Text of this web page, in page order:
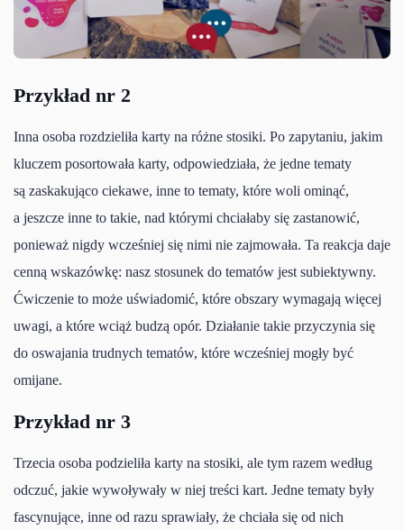
Przykład nr 2
Inna osoba rozdzieliła karty na różne stosiki. Po zapytaniu, jakim
kluczem posortowała karty, odpowiedziała, że jedne tematy
są zaskakująco ciekawe, inne to tematy, które woli ominąć,
a jeszcze inne to takie, nad którymi chciałaby się zastanowić,
ponieważ nigdy wcześniej się nimi nie zajmowała. Ta reakcja daje
cenną wskazówkę: nasz stosunek do tematów jest subiektywny.
Ćwiczenie to może uświadomić, które obszary wymagają więcej
uwagi, a które wciąż budzą opór. Działanie takie przyczynia się
do oswajania trudnych tematów, które wcześniej mogły być
omijane.
Przykład nr 3
Trzecia osoba podzieliła karty na stosiki, ale tym razem według
odczuć, jakie wywoływały w niej treści kart. Jedne tematy były
fascynujące, inne od razu sprawiały, że chciała się od nich